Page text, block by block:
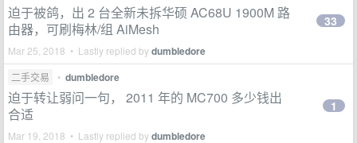
迫于被鸽，出 2 台全新未拆华硕 AC68U 1900M 路
由器，可刷梅林/组 AiMesh
Mar 25, 2018 • Lastly replied bydumbledore
33
二手交易 • dumbledore
迫于转让弱问一句， 2011 年的 MC700 多少钱出
合适
Mar 19, 2018 • Lastly replied bydumbledore
1